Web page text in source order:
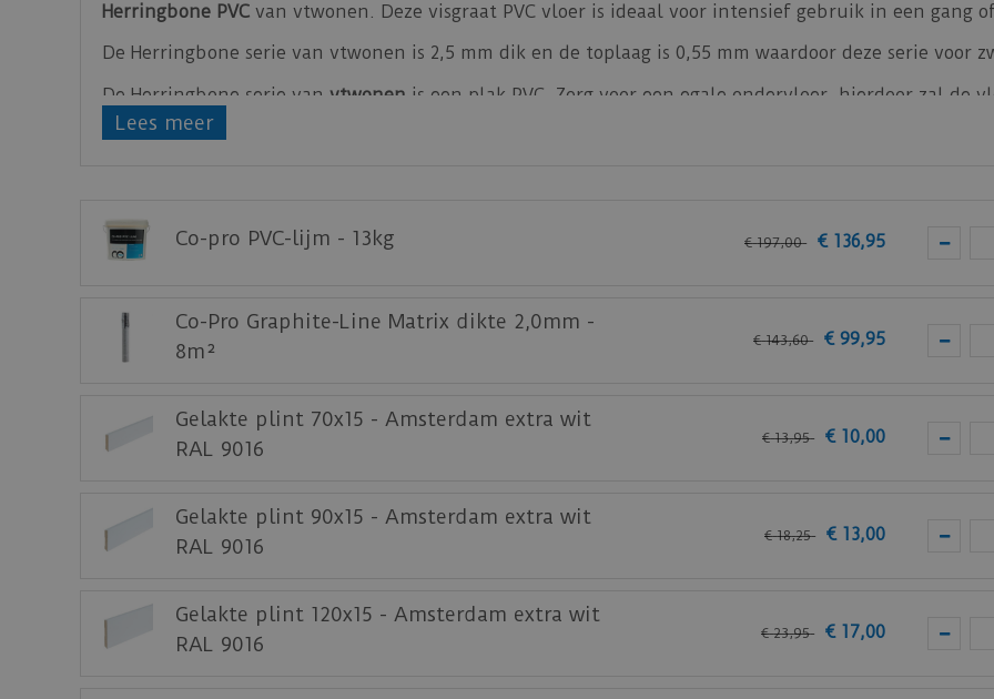
Herringbone PVC van vtwonen. Deze visgraat PVC vloer is ideaal voor intensief gebruik in een gang
De Herringbone serie van vtwonen is 2,5 mm dik en de toplaag is 0,55 mm waardoor deze serie voor
De Herringbone serie van vtwonen is een plak PVC. Zorg voor een egale ondervloer, hierdoor zal de
Bijbehorende lijm voor de PVC plak series van
Staal aanvragen
Benieuwd hoe deze nieuwe vloer eruit ziet bij je nieuwe of huidige meubels? Vraag dan nu
Lees meer
Co-pro PVC-lijm - 13kg € 197,00 € 136,95
Co-Pro Graphite-Line Matrix dikte 2,0mm -
8m²
€ 143,60 € 99,95
Gelakte plint 70x15 - Amsterdam extra wit
RAL 9016
€ 13,95 € 10,00
Gelakte plint 90x15 - Amsterdam extra wit
RAL 9016
€ 18,25 € 13,00
Gelakte plint 120x15 - Amsterdam extra wit
RAL 9016
€ 23,95 € 17,00